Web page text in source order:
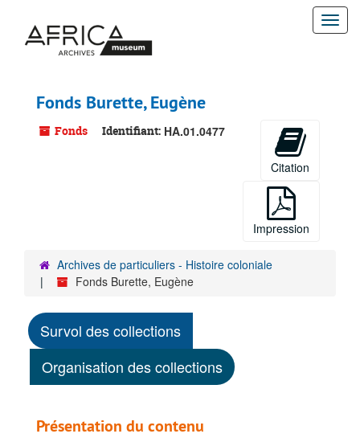
contenu
Fonds Burette, Eugène
Fonds Identifiant: HA.01.0477
Citation
Impression
Archives de particuliers - Histoire coloniale
Fonds Burette, Eugène
Survol des collections
Organisation des collections
Présentation du contenu